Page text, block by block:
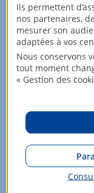
Ils permettent
nos partenaires,
mesurer son
adaptées à vos
Nous conservons
tout moment
« Gestion des